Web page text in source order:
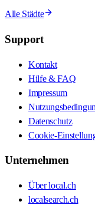
Alle Städte
Support
Kontakt
Hilfe & FAQ
Impressum
Datenschutz
Cookie-
Unternehmen
Über local.ch
localsearch.ch